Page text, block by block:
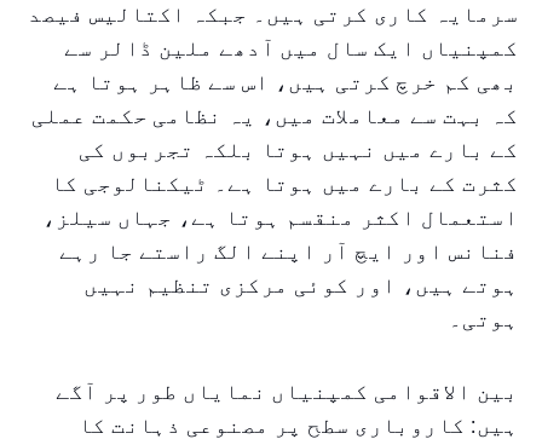
سرمایہ کاری کرتی ہیں۔ جبکہ اکتالیس فیصد
کمپنیاں ایک سال میں آدھے ملین ڈالر سے
بھی کم خرچ کرتی ہیں، اس سے ظاہر ہوتا ہے
کہ بہت سے معاملات میں، یہ نظامی حکمت عملی
کے بارے میں نہیں ہوتا بلکہ تجربوں کی
کثرت کے بارے میں ہوتا ہے۔ ٹیکنالوجی کا
استعمال اکثر منقسم ہوتا ہے، جہاں سیلز،
فنانس اور ایچ آر اپنے الگ راستے جا رہے
ہوتے ہیں، اور کوئی مرکزی تنظیم نہیں
ہوتی۔
بین الاقوامی کمپنیاں نمایاں طور پر آگے
ہیں: کاروباری سطح پر مصنوعی ذہانت کا